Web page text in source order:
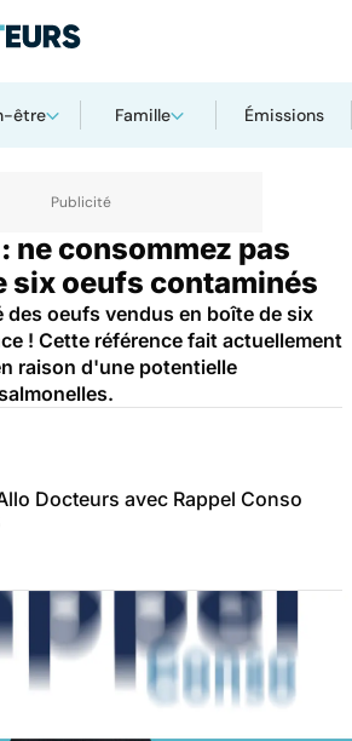
être Famille Émissions
ne consommez pas
six oeufs contaminés
des oeufs vendus en boîte de six
! Cette référence fait actuellement
raison d'une potentielle
Docteurs avec Rappel Conso